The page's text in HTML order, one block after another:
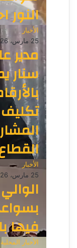
النور
الأخبار
25 مارس، 2026
مدير
سنار
الأخبار
25 مارس، 2026
فيها
الأخبار المحلية